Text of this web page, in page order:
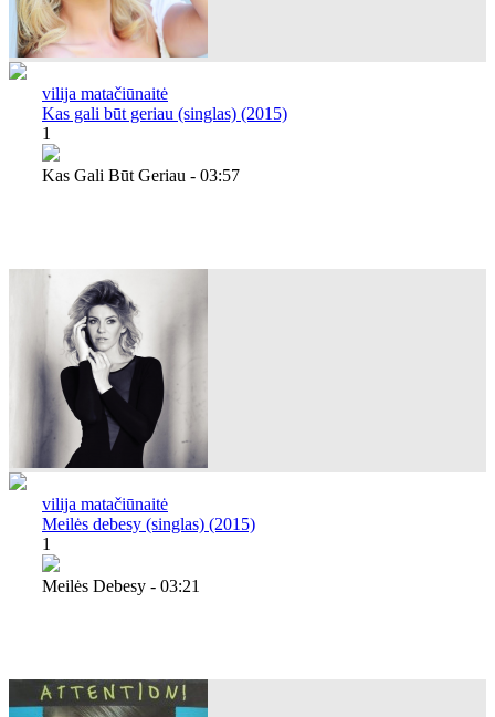
vilija matačiūnaitė
Kas gali būt geriau (singlas) (2015)
1
Kas Gali Būt Geriau - 03:57
vilija matačiūnaitė
Meilės debesy (singlas) (2015)
1
Meilės Debesy - 03:21